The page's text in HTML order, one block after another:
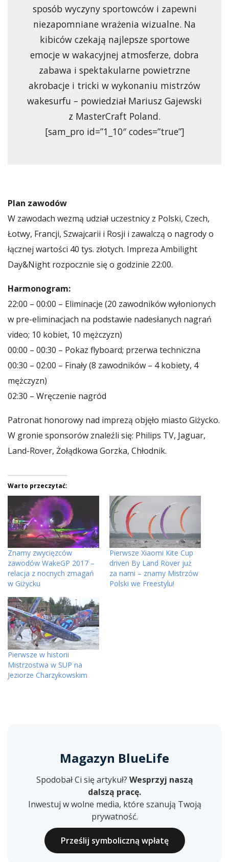
sposób wyczyny sportowców i zapewni
niezapomniane wrażenia wizualne. Na
kibiców czekają najlepsze sportowe
emocje w wakacyjnej atmosferze, dobra
zabawa i spektakularne powietrzne
akrobacje i tricki w wykonaniu mistrzów
wakesurfu – powiedział Mariusz Gajewski
z MasterCraft Poland.
[sam_pro id=”1_10″ codes=”true”]
Plan zawodów
W zawodach wezmą udział uczestnicy z Polski, Czech,
Łotwy, Francji, Szwajcarii i Rosji i zawalczą o nagrody o
łącznej wartości 40 tys. złotych. Impreza Ambilight
Day&Night rozpocznie się o godzinie 22:00.
Harmonogram:
22:00 – 00:00 – Eliminacje (20 zawodników wyłonionych
w pre-eliminacjach na podstawie nadesłanych nagrań
video; 10 kobiet, 10 mężczyzn)
00:00 – 00:30 – Pokaz flyboard; przerwa techniczna
00:30 – 02:00 – Finały (8 zawodników – 4 kobiety, 4
mężczyzn)
02:30 – Wręczenie nagród
Patronat honorowy nad imprezą objęło miasto Giżycko.
W gronie sponsorów znaleźli się: Philips TV, Jaguar,
Land-Rover, Żołądkowa Gorzka, Chłodnik.
Warto przeczytać:
Znamy zwycięzców
zawodów WakeGP 2017 –
relacja z nocnych zmagań
w Giżycku
Pierwsze Xiaomi Kite Cup
driven By Land Rover już
za nami – znamy Mistrzów
Polski we Freestylu!
Pierwsze w historii
Mistrzostwa w SUP na
Jeziorze Charzykowskim
Magazyn BlueLife
Spodobał Ci się artykuł? Wesprzyj naszą
dalszą pracę.
Inwestuj w wolne media, które szanują Twoją
prywatność.
Prześlij symboliczną wpłatę